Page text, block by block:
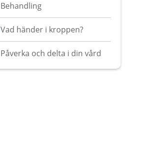
Behandling
Vad händer i kroppen?
Påverka och delta i din vård